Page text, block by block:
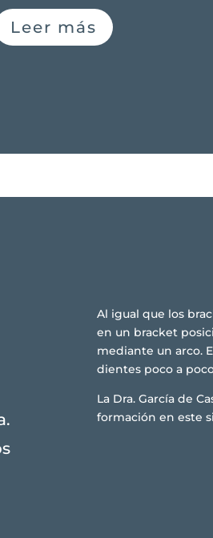
Leer más
Al igual que los
en un bracket
mediante un arco.
dientes poco a
La Dra. García de
formación en este